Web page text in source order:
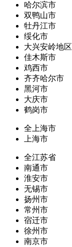
哈尔滨市
双鸭山市
牡丹江市
绥化市
大兴安岭地区
佳木斯市
鸡西市
齐齐哈尔市
黑河市
大庆市
鹤岗市
全上海市
上海市
全江苏省
南通市
淮安市
无锡市
扬州市
常州市
宿迁市
徐州市
南京市